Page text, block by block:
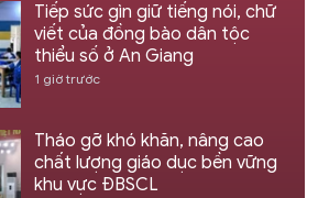
Tiếp sức gìn giữ tiếng nói, chữ
viết của đồng bào dân tộc
thiểu số ở An Giang
1 giờ trước
Tháo gỡ khó khăn, nâng cao
chất lượng giáo dục bền vững
khu vực ĐBSCL